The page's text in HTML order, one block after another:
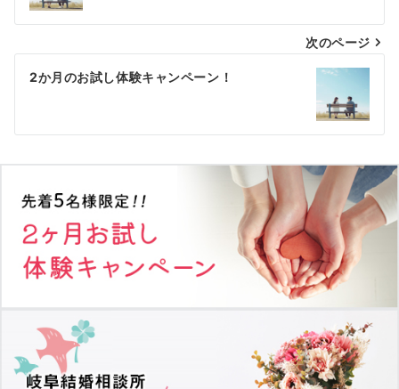
ナ
ビ
ゲ
シ
ョ
ン
次のページ
2か月のお試し体験キャンペーン！